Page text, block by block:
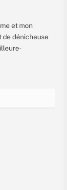
et mon
de dénicheuse